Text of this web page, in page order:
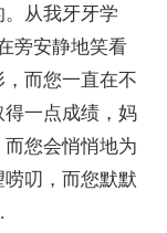
从我牙牙学
旁安静地笑看
而您一直在不
一点成绩，妈
您会悄悄地为
叨，而您默默